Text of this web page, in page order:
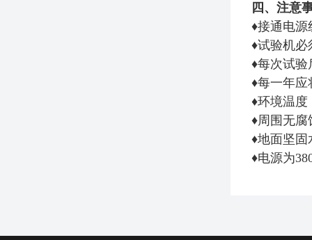
四、注意
♦接通电源
♦试验机必
♦每次试验
♦每一年应
♦环境温度
♦周围无腐
♦地面坚固
♦电源为